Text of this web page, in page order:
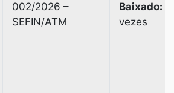
002/2026 –
SEFIN/ATM
Baixado:
vezes